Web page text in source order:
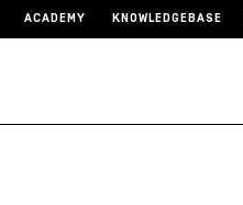
ACADEMY KNOWLEDGEBASE